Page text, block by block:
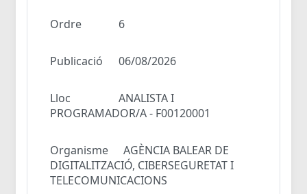
Ordre 6
Publicació 06/08/2026
Lloc
ANALISTA I
PROGRAMADOR/A - F00120001
Organisme
AGÈNCIA BALEAR DE
DIGITALITZACIÓ, CIBERSEGURETAT I
TELECOMUNICACIONS